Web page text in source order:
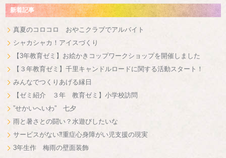
新着記事
真夏のコロコロ おやこクラブでアルバイト
シャカシャカ！アイスづくり
【3年教育ゼミ】お絵かきコップワークショップを開催しました
【３年教育ゼミ】千里キャンドルロードに関する活動スタート！
みんなでつくりあげる縁日
【ゼミ紹介 ３年 教育ゼミ】小学校訪問
”せかいへいわ” 七夕
雨と暑さとの闘い？水遊びしたいな
サービスがない⁈重症心身障がい児支援の現実
3年生作 梅雨の壁面装飾